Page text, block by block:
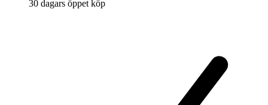
30 dagars öppet köp